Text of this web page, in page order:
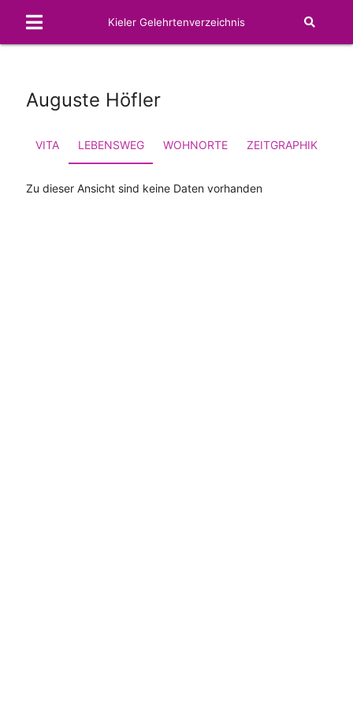
Kieler Gelehrtenverzeichnis
Auguste Höfler
VITA LEBENSWEG WOHNORTE ZEITGRAPHIK
Zu dieser Ansicht sind keine Daten vorhanden